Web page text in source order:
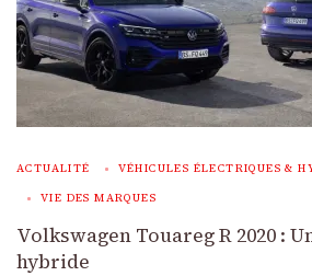
ACTUALITÉ VÉHICULES ÉLECTRIQUES &
VIE DES MARQUES
Volkswagen Touareg R 2020 :
hybride